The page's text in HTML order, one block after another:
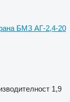
БМЗ АГ-2,4-20
1,9